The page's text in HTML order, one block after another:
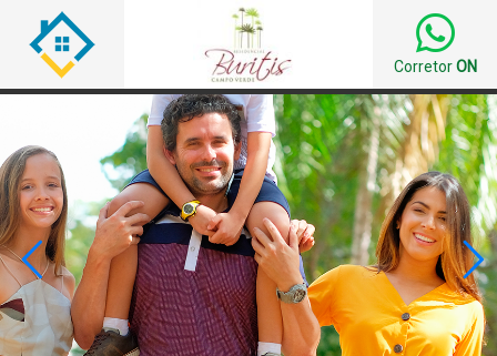
CorretorON
 